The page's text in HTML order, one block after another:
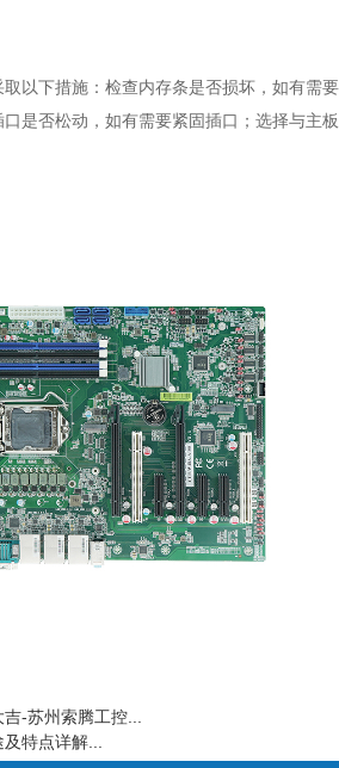
以下措施：检查内存条是否损坏，如有需要
是否松动，如有需要紧固插口；选择与主板
-苏州索腾工控...
特点详解...